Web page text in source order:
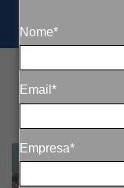
Nome*
Email*
Empresa*